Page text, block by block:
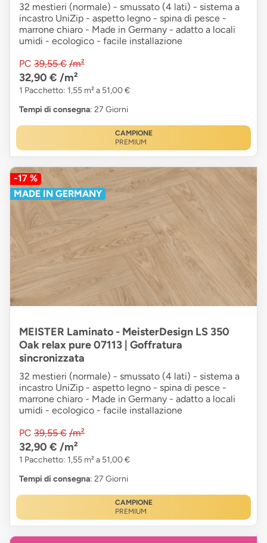
32 mestieri (normale) - smussato (4 lati) - sistema a
incastro UniZip - aspetto legno - spina di pesce -
marrone chiaro - Made in Germany - adatto a locali
umidi - ecologico - facile installazione
PC 39,55 € /m²
32,90 € /m²
1 Pacchetto: 1,55 m² a 51,00 €
Tempi di consegna: 27 Giorni
CAMPIONE
PREMIUM
-17 %
MADE IN GERMANY
MEISTER Laminato - MeisterDesign LS 350
Oak relax pure 07113 | Goffratura
sincronizzata
32 mestieri (normale) - smussato (4 lati) - sistema a
incastro UniZip - aspetto legno - spina di pesce -
marrone chiaro - Made in Germany - adatto a locali
umidi - ecologico - facile installazione
PC 39,55 € /m²
32,90 € /m²
1 Pacchetto: 1,55 m² a 51,00 €
Tempi di consegna: 27 Giorni
CAMPIONE
PREMIUM